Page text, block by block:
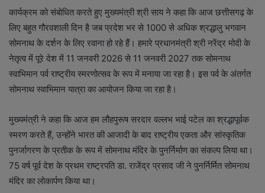
कार्यक्रम को संबोधित करते हुए मुख्यमंत्री श्री साय ने कहा कि आज छत्तीसगढ़ के
लिए बहुत गौरवशाली दिन है जब प्रदेश भर से 1000 से अधिक श्रद्धालु भगवान
सोमनाथ के दर्शन के लिए रवाना हो रहे हैं। हमारे प्रधानमंत्री श्री नरेंद्र मोदी के
नेतृत्व में पूरे देश में 11 जनवरी 2026 से 11 जनवरी 2027 तक सोमनाथ
स्वाभिमान पर्व राष्ट्रीय स्मरणोत्सव के रूप में मनाया जा रहा है। इस पर्व के अंतर्गत
सोमनाथ स्वाभिमान यात्रा का आयोजन किया जा रहा है।
मुख्यमंत्री ने कहा कि आज हम लौहपुरूष सरदार वल्लभ भाई पटेल का श्रद्धापूर्वक
स्मरण करते हैं, उन्होंने भारत की आजादी के बाद राष्ट्रीय एकता और सांस्कृतिक
पुनर्जागरण के प्रतीक के रूप में सोमनाथ मंदिर के पुनर्निर्माण का संकल्प लिया था।
75 वर्ष पूर्व देश के प्रथम राष्ट्रपति डा. राजेंद्र प्रसाद जी ने पुनर्निर्मित सोमनाथ
मंदिर का लोकार्पण किया था।